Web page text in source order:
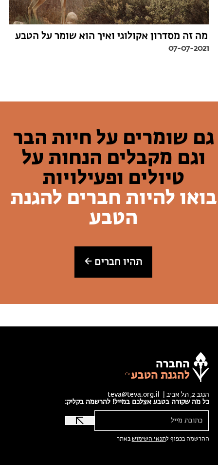
מה זה מסדרון אקולוגי ואיך הוא שומר על הטבע
07-07-2021
גם שומרים על חיות הבר
וגם מקבלים הנחות על
טיולים ופעילויות
בואו להיות חברים להגנת
הטבע
תהיו חברים
החברה
להגנת הטבע
הנגב 2, תל אביב |
teva@teva.org.il
כל מה שקורה בטבע אצלכם במייל! להרשמה בקליק:
ההרשמה בכפוף לתנאי השימושבאתר